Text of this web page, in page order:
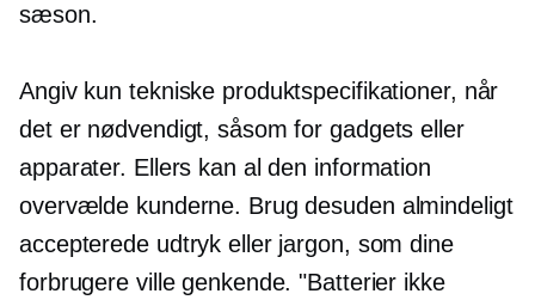
sæson.
Angiv kun tekniske produktspecifikationer, når
det er nødvendigt, såsom for gadgets eller
apparater. Ellers kan al den information
overvælde kunderne. Brug desuden almindeligt
accepterede udtryk eller jargon, som dine
forbrugere ville genkende. "Batterier ikke